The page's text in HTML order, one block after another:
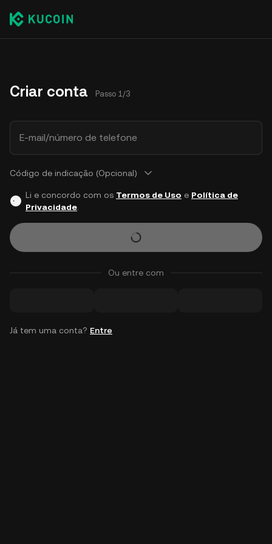
Criar conta Passo 1/3
E-mail/número de telefone
Código de indicação (Opcional)
Li e concordo com os Termos de Uso e Política de
Privacidade.
Ou entre com
Já tem uma conta? Entre